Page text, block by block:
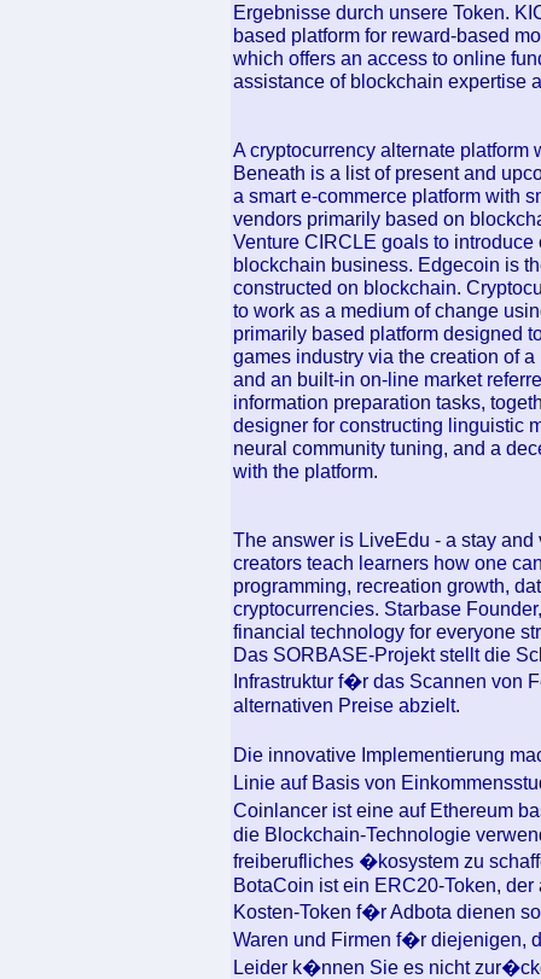
Ergebnisse durch unsere Token.
based platform for reward-based
which offers an access to online
assistance of blockchain expertise
A cryptocurrency alternate
Beneath is a list of present and
a smart e-commerce platform with
vendors primarily based on
Venture CIRCLE goals to
blockchain business. Edgecoin is
constructed on blockchain.
to work as a medium of change
primarily based platform designed
games industry via the creation of
and an built-in on-line market
information preparation tasks,
designer for constructing linguistic
neural community tuning, and a
with the platform.
The answer is LiveEdu - a stay
creators teach learners how one
programming, recreation growth,
cryptocurrencies. Starbase
financial technology for everyone
Das SORBASE-Projekt stellt die
Infrastruktur f�r das Scannen von
alternativen Preise abzielt.
Die innovative Implementierung
Linie auf Basis von
Coinlancer ist eine auf Ethereum
die Blockchain-Technologie
freiberufliches �kosystem zu
BotaCoin ist ein ERC20-Token,
Kosten-Token f�r Adbota dienen
Waren und Firmen f�r diejenigen,
Leider k�nnen Sie es nicht